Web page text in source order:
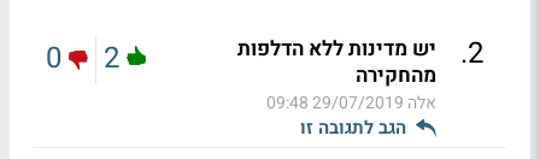
2
.
יש מדינות ללא הדלפות
מהחקירה
אלה 29/07/2019 09:48
הגב לתגובה זו
2
0